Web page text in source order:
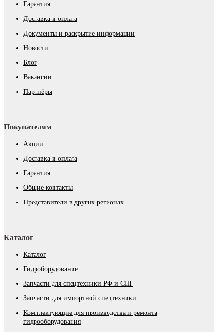
Гарантия
Доставка и оплата
Документы и раскрытие информации
Новости
Блог
Вакансии
Партнёры
Покупателям
Акции
Доставка и оплата
Гарантия
Общие контакты
Представители в других регионах
Каталог
Каталог
Гидроборудование
Запчасти для спецтехники РФ и СНГ
Запчасти для импортной спецтехники
Комплектующие для производства и ремонта
гидрооборудования